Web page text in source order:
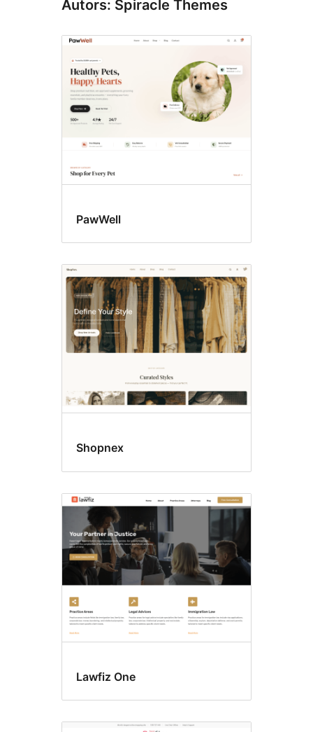
Autors: Spiracle Themes
PawWell
Shopnex
Lawfiz One